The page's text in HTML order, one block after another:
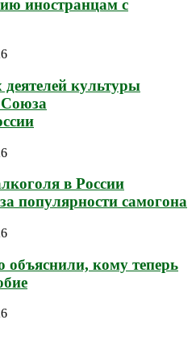
иностранцам с
культуры
Союза
в России
популярности самогона
объяснили, кому теперь